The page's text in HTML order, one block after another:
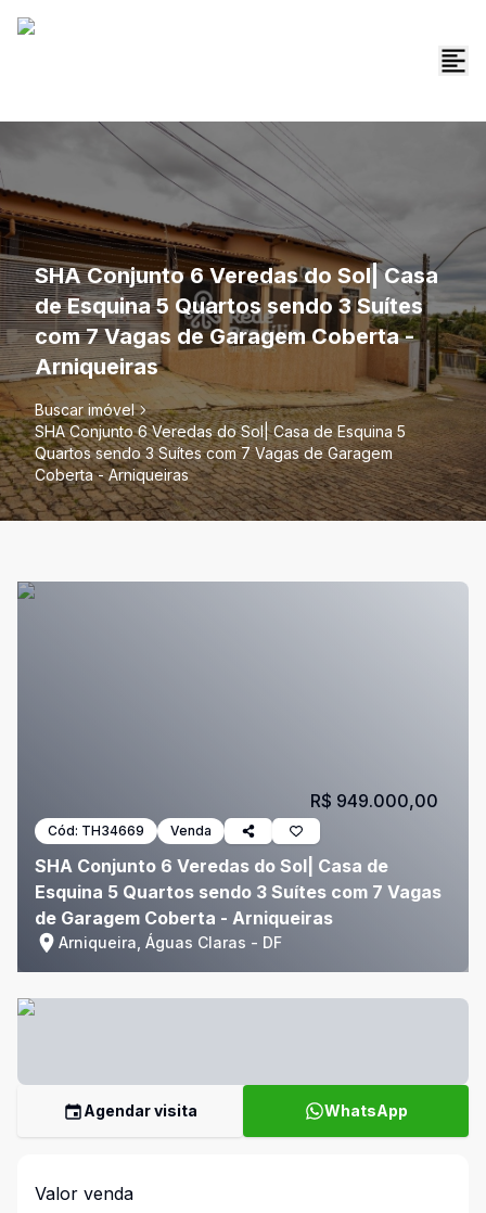
SHA Conjunto 6 Veredas do Sol| Casa
de Esquina 5 Quartos sendo 3 Suítes
com 7 Vagas de Garagem Coberta -
Arniqueiras
Buscar imóvel
SHA Conjunto 6 Veredas do Sol| Casa de Esquina 5
Quartos sendo 3 Suítes com 7 Vagas de Garagem
Coberta - Arniqueiras
Cód: TH34669 Venda
SHA Conjunto 6 Veredas do Sol| Casa de
Esquina 5 Quartos sendo 3 Suítes com 7 Vagas
de Garagem Coberta - Arniqueiras
Arniqueira, Águas Claras - DF
R$ 949.000,00
Agendar visita WhatsApp
Valor venda